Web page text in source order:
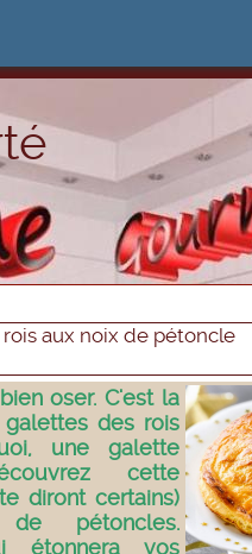
aux noix de pétoncle
oser. C'est la
des rois
une galette
cette
diront certains)
pétoncles.
étonnera vos